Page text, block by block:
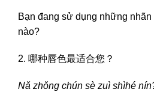
Bạn đang sử dụng những
nào?
2. 哪种唇色最适合您？
Nǎ zhǒng chún sè zuì shìhé